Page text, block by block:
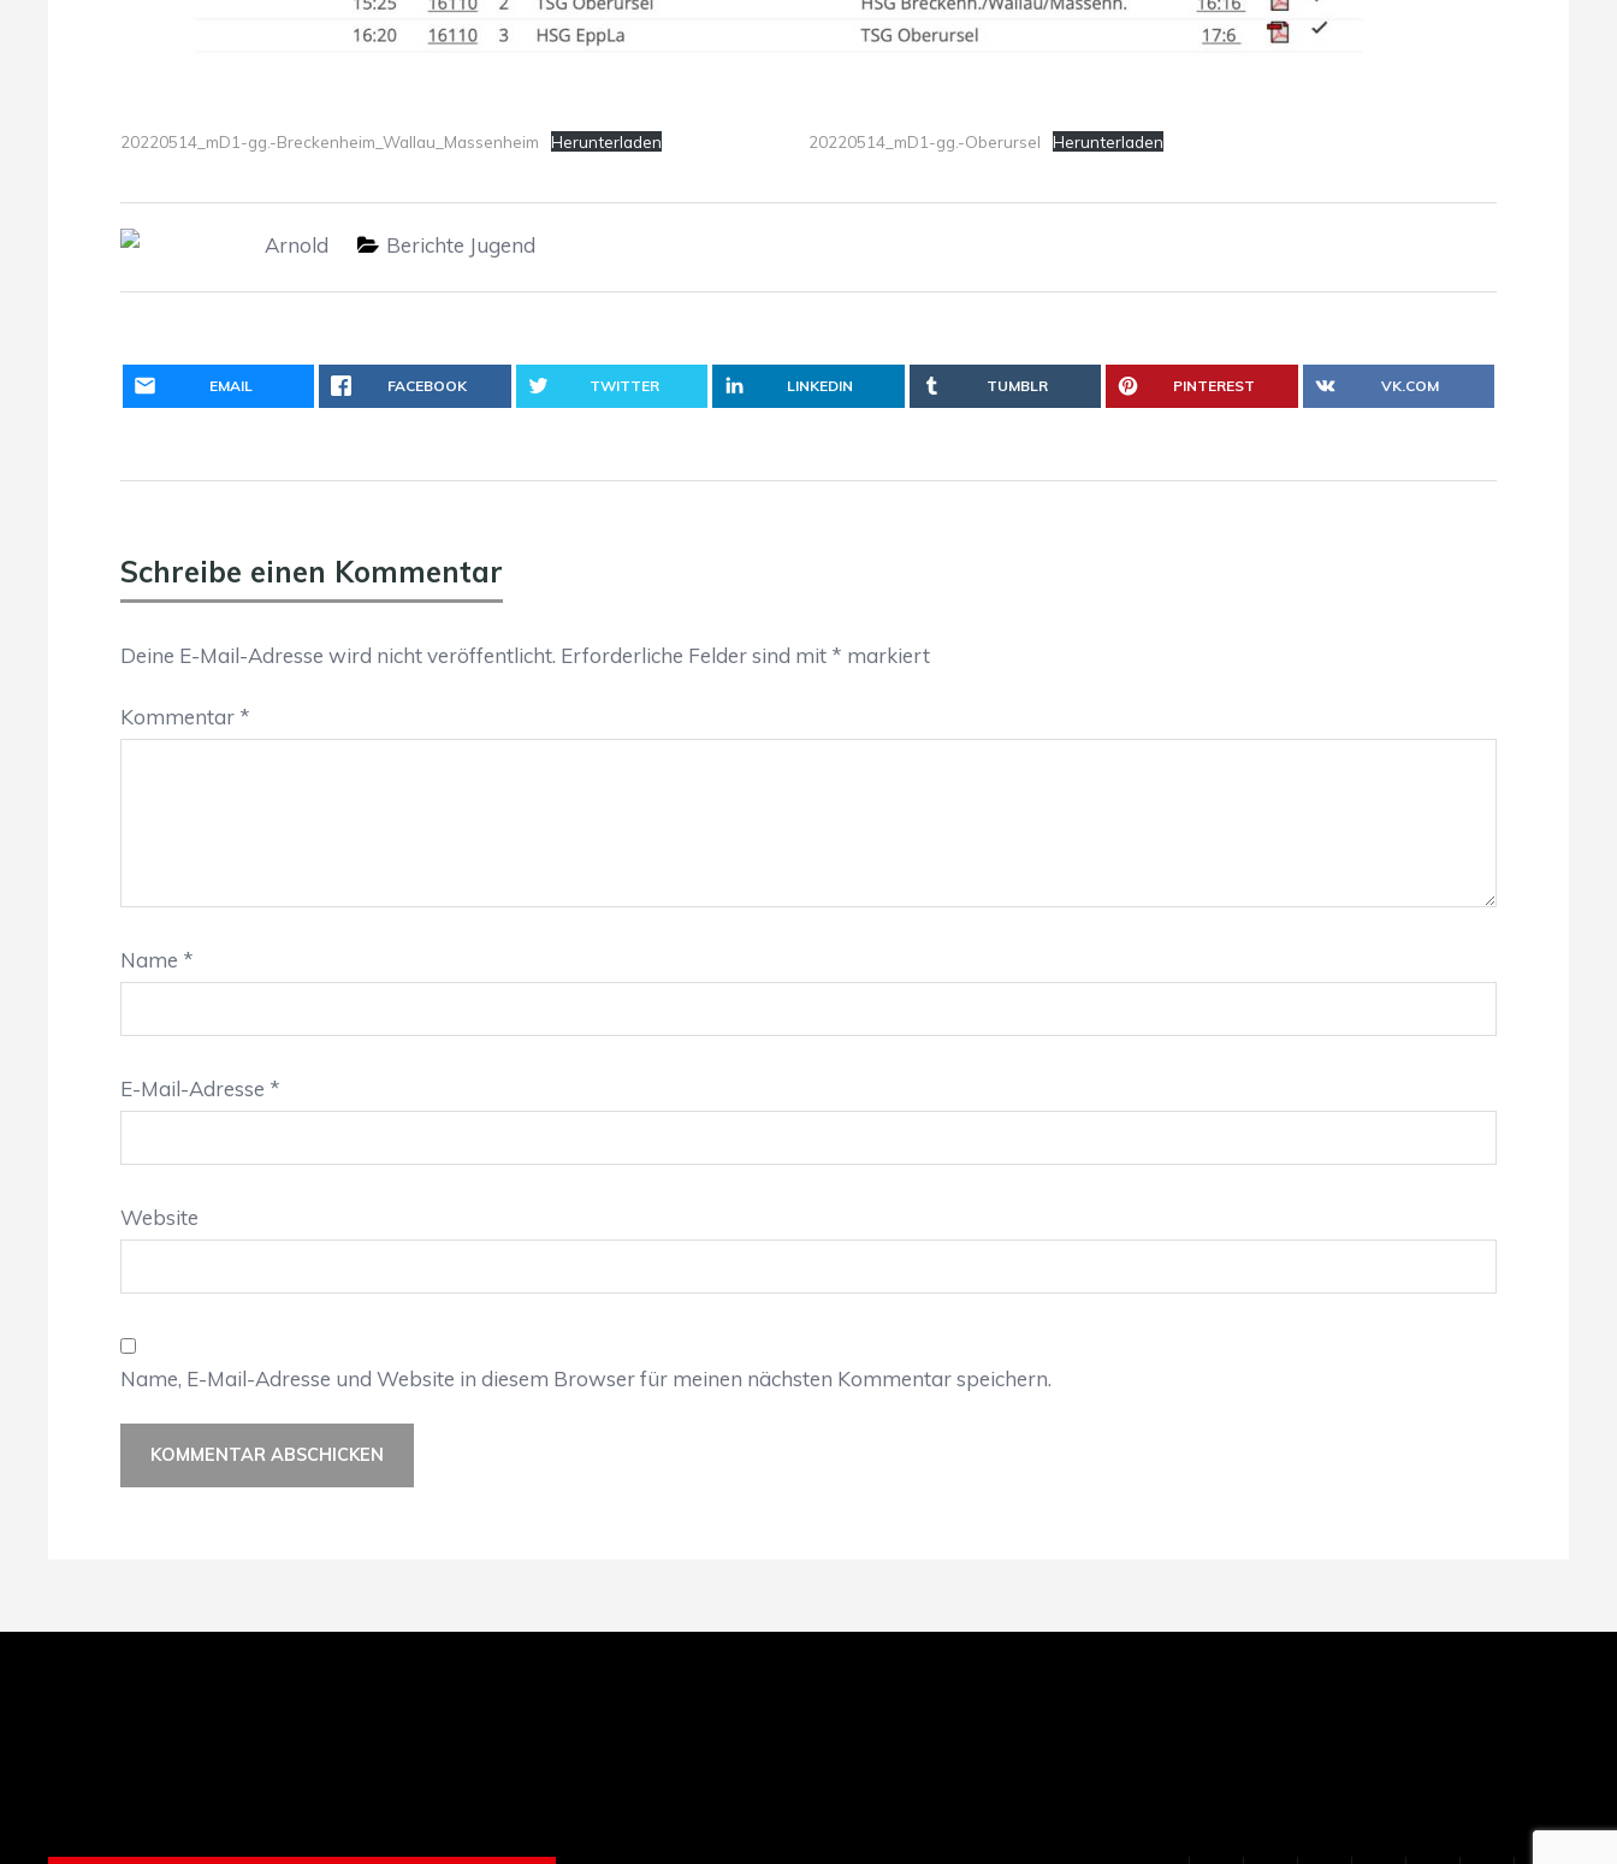
20220514_mD1-gg.-Breckenheim_Wallau_Massenheim Herunterladen 20220514_mD1-gg.-Oberursel Herunterladen
Arnold Berichte Jugend
EMAIL FACEBOOK TWITTER LINKEDIN TUMBLR PINTEREST VK.COM
Schreibe einen Kommentar
Deine E-Mail-Adresse wird nicht veröffentlicht. Erforderliche Felder sind mit * markiert
Kommentar *
Name *
E-Mail-Adresse *
Website
Name, E-Mail-Adresse und Website in diesem Browser für meinen nächsten Kommentar speichern.